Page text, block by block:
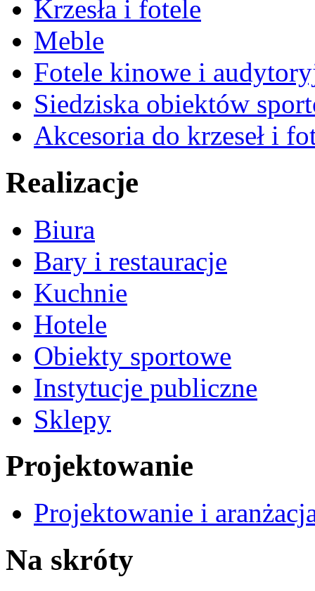
Krzesła i fotele
Meble
Fotele kinowe i
Siedziska obiektów
Akcesoria do krzeseł i
Realizacje
Biura
Bary i restauracje
Kuchnie
Hotele
Obiekty sportowe
Instytucje publiczne
Sklepy
Projektowanie
Projektowanie i
Na skróty